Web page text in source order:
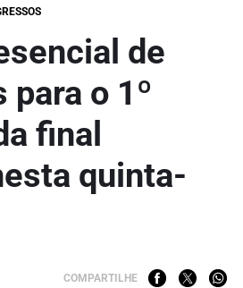
de
o 1º
final
quinta-
COMPARTILHE